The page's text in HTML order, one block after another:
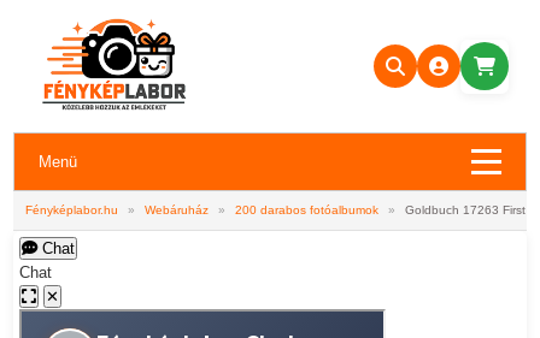
Menü
Fényképlabor.hu » Webáruház » 200 darabos fotóalbumok » Goldbuch 17263 First
Chat
Chat
✕